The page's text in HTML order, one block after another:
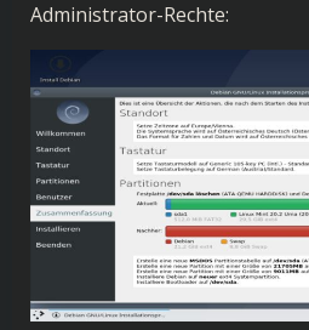
Administrator-Rechte: